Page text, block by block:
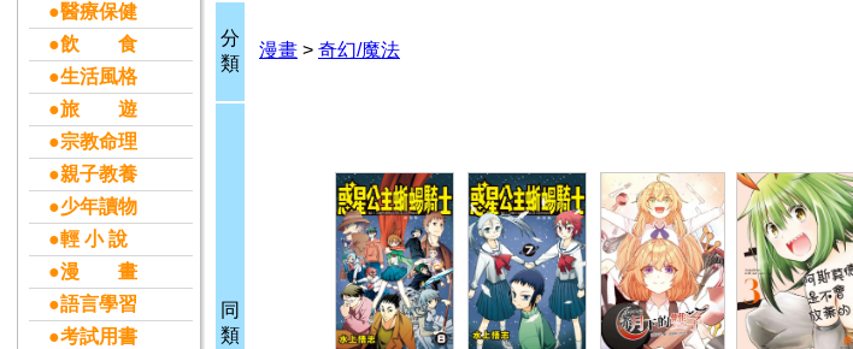
●醫療保健
●飲 食
●生活風格
●旅 遊
●宗教命理
●親子教養
●少年讀物
●輕 小 說
●漫 畫
●語言學習
●考試用書
分
類
漫畫 > 奇幻/魔法
同
類